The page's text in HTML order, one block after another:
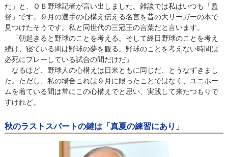
た」と、ＯＢ野球記者が言い出しました。雑談では私はいつも「監
督」です。９月の選手の心構え伝える名言を昔の大リーガーの本で
見つけたそうです。私と同世代の三冠王の言葉だと言います。
「朝起きると野球のことを考える。そして終日野球のことを考え
続け、寝ている間は野球の夢を観る。野球のことを考えない時間は
必死にプレーしている試合の間だけだ」
なるほど、野球人の心構えは日米ともに同じだ、とうなずきまし
た。ただし、私の場合これは９月に限ったことではなく、ユニホー
ムを着ている間は常にこの心構えでと思い、実践して来たつもりで
すけれど。
秋のラストスパートの鍵は「真夏の練習にあり」